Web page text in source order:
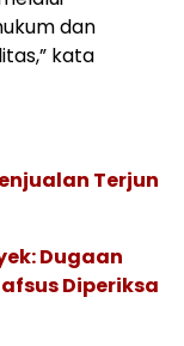
dan
kata
Terjun
Dugaan
Diperiksa